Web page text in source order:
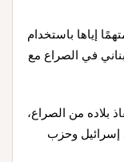
إياها باستخدام
في الصراع مع
بلاده من الصراع،
إسرائيل وحزب